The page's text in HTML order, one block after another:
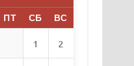
ПТ СБ ВС
1 2